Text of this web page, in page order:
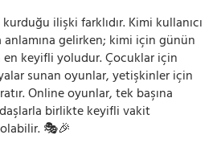
ilişki farklıdır. Kimi kullanıcı
anlamına gelirken; kimi için günün
keyifli yoludur. Çocuklar için
sunan oyunlar, yetişkinler için
Online oyunlar, tek başına
birlikte keyifli vakit
🎭🎉